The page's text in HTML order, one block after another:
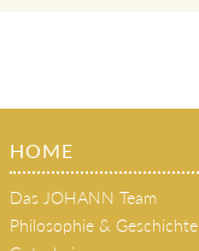
HOME
Das JOHANN Team
Philosophie & Geschichte